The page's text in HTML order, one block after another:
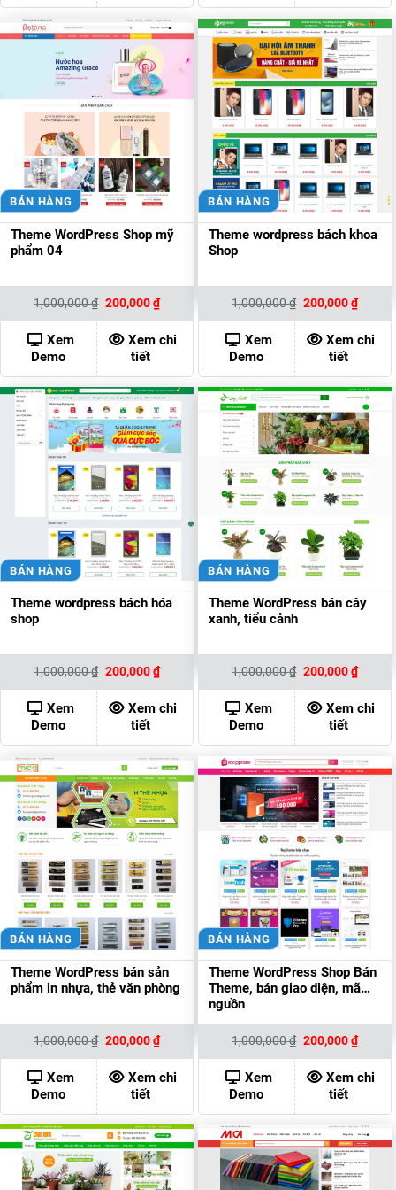
BÁN HÀNG
Theme WordPress Shop mỹ
phẩm 04
1,000,000₫ Giá
là:
1,000,000 ₫.
200,000₫Giá
hiện
tại
là:
200,000 ₫.
Xem
Demo
Xem chi
tiết
BÁN HÀNG
Theme wordpress bách khoa
Shop
1,000,000₫ Giá
là:
1,000,000 ₫.
200,000₫Giá
hiện
tại
là:
Xem
Demo
Xem chi
tiết
BÁN HÀNG
Theme wordpress bách hóa
shop
1,000,000₫ Giá
là:
1,000,000 ₫.
200,000₫Giá
hiện
tại
là:
200,000 ₫.
Xem
Demo
Xem chi
tiết
BÁN HÀNG
Theme WordPress bán cây
xanh, tiểu cảnh
1,000,000₫ Giá
là:
1,000,000 ₫.
200,000₫Giá
hiện
tại
là:
Xem
Demo
Xem chi
tiết
BÁN HÀNG
Theme WordPress bán sản
phẩm in nhựa, thẻ văn phòng
1,000,000₫ Giá
là:
1,000,000 ₫.
200,000₫Giá
hiện
tại
là:
200,000 ₫.
Xem
Demo
Xem chi
tiết
BÁN HÀNG
Theme WordPress Shop Bán
Theme, bán giao diện, mã
nguồn
1,000,000₫ Giá
là:
1,000,000 ₫.
200,000₫Giá
hiện
tại
là:
Xem
Demo
Xem chi
tiết